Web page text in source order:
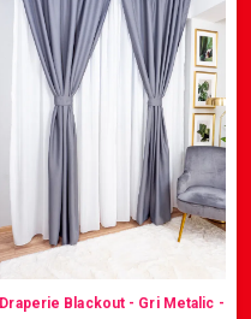
Draperie Blackout - Gri Metalic -